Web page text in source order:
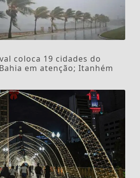
coloca 19 cidades do
em atenção; Itanhém